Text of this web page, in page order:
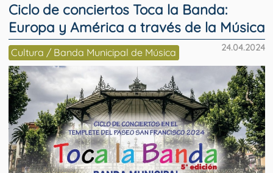
Ciclo de conciertos Toca la Banda:
Europa y América a través de la Música
24.04.2024
Cultura / Banda Municipal de Música